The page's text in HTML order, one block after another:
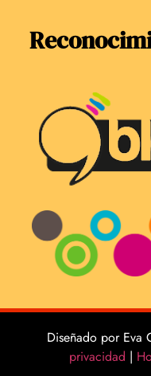
Diseñado por Eva
privacidad |